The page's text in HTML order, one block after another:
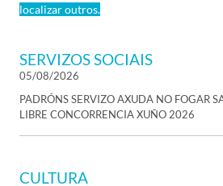
localizar outros.
SERVIZOS SOCIAIS
05/08/2026
PADRÓNS SERVIZO AXUDA NO FOGAR
LIBRE CONCORRENCIA XUÑO 2026
CULTURA